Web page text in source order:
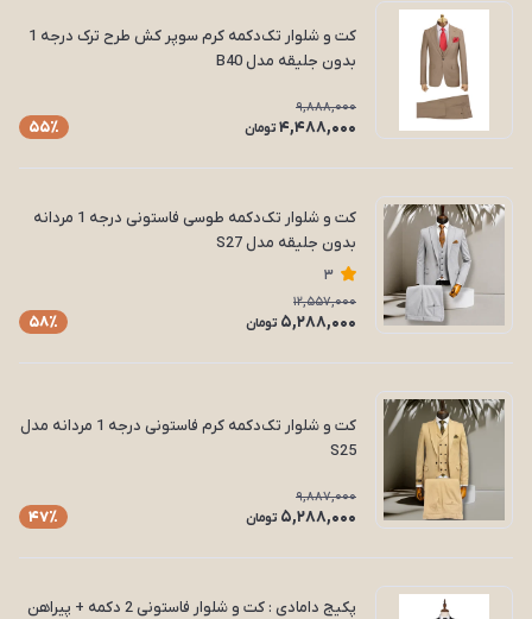
کت و شلوار تک‌دکمه کرم سوپر کش طرح ترک درجه 1
بدون جلیقه مدل B40
9,888,000
4,488,000 تومان 55٪
کت و شلوار تک‌دکمه طوسی فاستونی درجه 1 مردانه
بدون جلیقه مدل S27
3
12,557,000
5,288,000 تومان 58٪
کت و شلوار تک‌دکمه کرم فاستونی درجه 1 مردانه مدل
S25
9,887,000
5,288,000 تومان 47٪
پکیج دامادی : کت و شلوار فاستونی 2 دکمه + پیراهن